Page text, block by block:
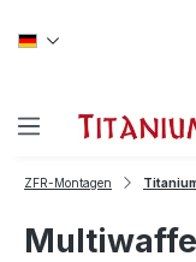
ZFR-Montagen